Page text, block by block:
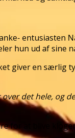
entusiasten
hun ud af sine
giver en særlig
det hele, og
for at blive